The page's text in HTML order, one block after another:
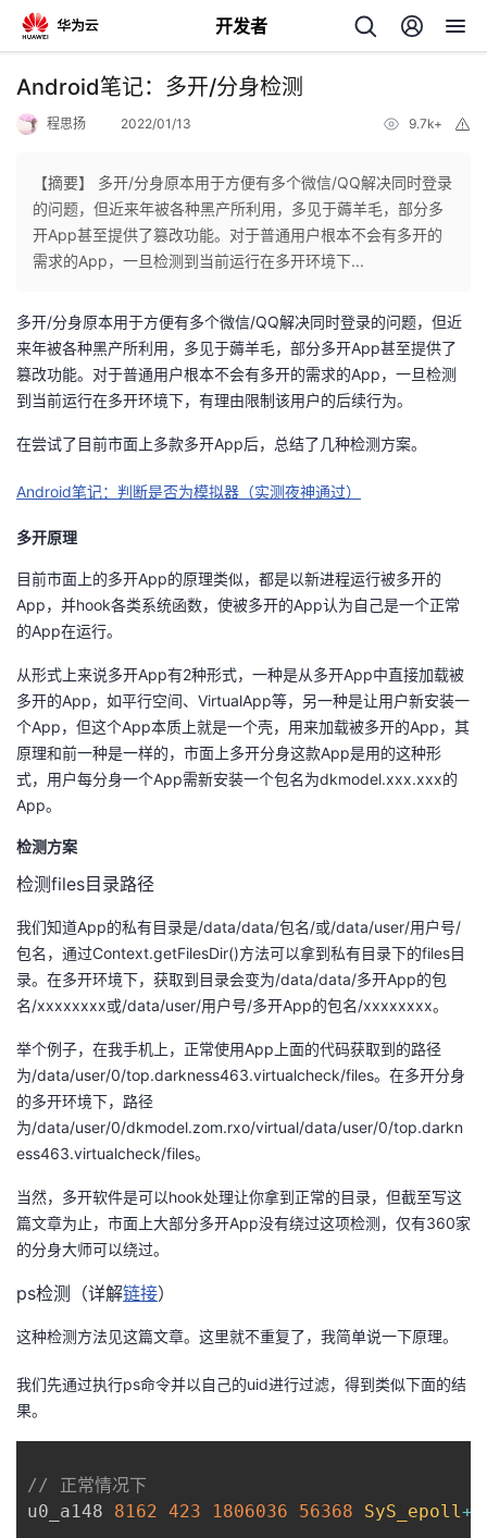
开发者
返
个
人
主
我
的
者
我
的
博
客
我
的
论
坛
我
的
圈
子
我
的
直
播
我
的
活
动
我
的
关
我
的
开
发
者
学
堂
证
实
验
的
收
我
的
Programs
我
的
支
持
我
的
我
议
Android笔记：多开/分身检测
程思扬 2022/01/13 9.7k+
【摘要】 多开/分身原本用于方便有多个微信/QQ解决同时登录
的问题，但近来年被各种黑产所利用，多见于薅羊毛，部分多
开App甚至提供了篡改功能。对于普通用户根本不会有多开的
需求的App，一旦检测到当前运行在多开环境下...
多开/分身原本用于方便有多个微信/QQ解决同时登录的问题，但近
来年被各种黑产所利用，多见于薅羊毛，部分多开App甚至提供了
篡改功能。对于普通用户根本不会有多开的需求的App，一旦检测
到当前运行在多开环境下，有理由限制该用户的后续行为。
在尝试了目前市面上多款多开App后，总结了几种检测方案。
Android笔记：判断是否为模拟器（实测夜神通过）
多开原理
目前市面上的多开App的原理类似，都是以新进程运行被多开的
App，并hook各类系统函数，使被多开的App认为自己是一个正常
的App在运行。
从形式上来说多开App有2种形式，一种是从多开App中直接加载被
多开的App，如平行空间、VirtualApp等，另一种是让用户新安装一
个App，但这个App本质上就是一个壳，用来加载被多开的App，其
原理和前一种是一样的，市面上多开分身这款App是用的这种形
式，用户每分身一个App需新安装一个包名为dkmodel.xxx.xxx的
App。
检测方案
检测files目录路径
我们知道App的私有目录是/data/data/包名/或/data/user/用户号/
包名，通过Context.getFilesDir()方法可以拿到私有目录下的files目
录。在多开环境下，获取到目录会变为/data/data/多开App的包
名/xxxxxxxx或/data/user/用户号/多开App的包名/xxxxxxxx。
举个例子，在我手机上，正常使用App上面的代码获取到的路径
为/data/user/0/top.darkness463.virtualcheck/files。在多开分身
的多开环境下，路径
为/data/user/0/dkmodel.zom.rxo/virtual/data/user/0/top.darkn
ess463.virtualcheck/files。
当然，多开软件是可以hook处理让你拿到正常的目录，但截至写这
篇文章为止，市面上大部分多开App没有绕过这项检测，仅有360家
的分身大师可以绕过。
ps检测（详解链接）
这种检测方法见这篇文章。这里就不重复了，我简单说一下原理。
我们先通过执行ps命令并以自己的uid进行过滤，得到类似下面的结
果。
// 正常情况下
u0_a148 8162 423 1806036 56368 SyS_epoll+